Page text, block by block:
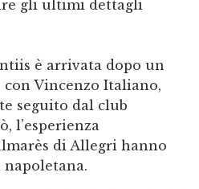
gli ultimi dettagli
è arrivata dopo un
Vincenzo Italiano,
seguito dal club
l’esperienza
di Allegri hanno